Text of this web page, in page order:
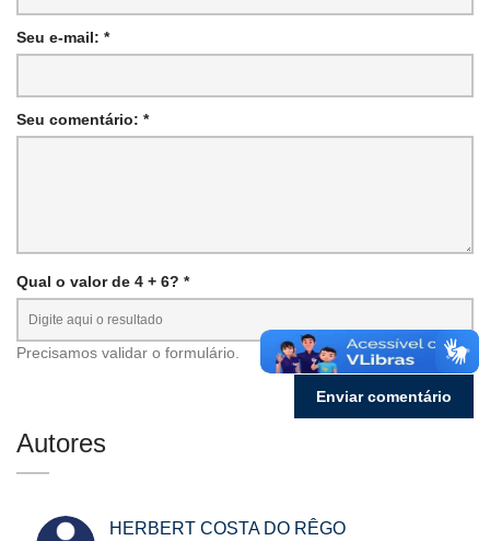
Seu e-mail: *
Seu comentário: *
Qual o valor de 4 + 6? *
Precisamos validar o formulário.
Autores
HERBERT COSTA DO RÊGO